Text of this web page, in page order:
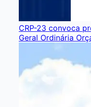
CRP-23 convoca
Geral Ordinária